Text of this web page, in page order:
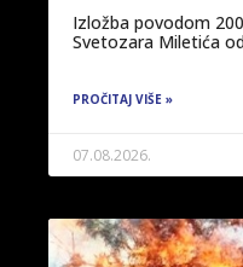
Izložba povodom
Svetozara Miletića
PROČITAJ VIŠE »
07.08.2026.